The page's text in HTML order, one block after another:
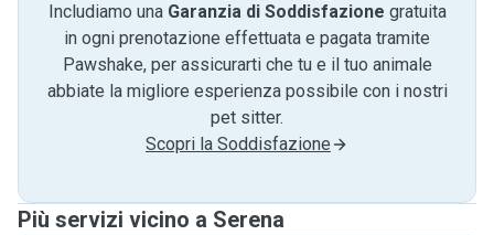
Includiamo una Garanzia di Soddisfazione gratuita
in ogni prenotazione effettuata e pagata tramite
Pawshake, per assicurarti che tu e il tuo animale
abbiate la migliore esperienza possibile con i nostri
pet sitter.
Scopri la Soddisfazione
Più servizi vicino a Serena